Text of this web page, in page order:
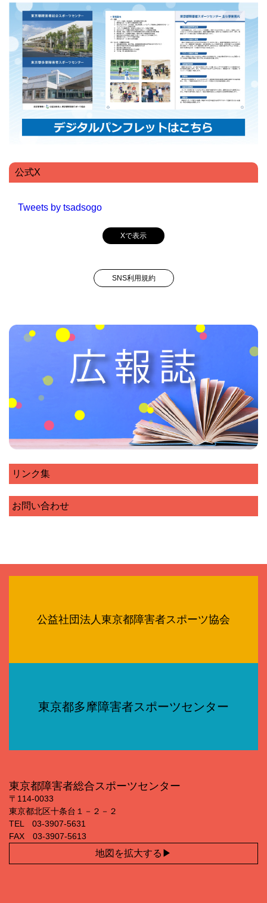
公式X
Tweets by tsadsogo
Xで表示
SNS利用規約
リンク集
お問い合わせ
公益社団法人東京都障害者スポーツ協会
東京都多摩障害者スポーツセンター
東京都障害者総合スポーツセンター
〒114‐0033
東京都北区十条台１－２－２
TEL 03‐3907‐5631
FAX 03‐3907‐5613
地図を拡大する